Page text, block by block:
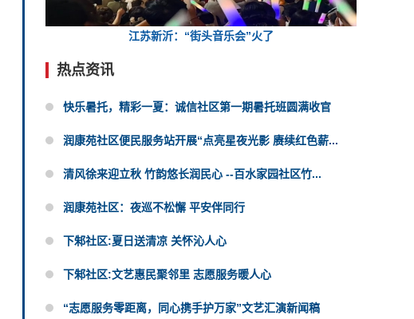
江苏新沂：“街头音乐会”火了
热点资讯
快乐暑托，精彩一夏：诚信社区第一期暑托班圆满收官
润康苑社区便民服务站开展“点亮星夜光影 赓续红色薪...
清风徐来迎立秋 竹韵悠长润民心 --百水家园社区竹...
润康苑社区：夜巡不松懈 平安伴同行
下邾社区:夏日送清凉 关怀沁人心
下邾社区:文艺惠民聚邻里 志愿服务暖人心
“志愿服务零距离，同心携手护万家”文艺汇演新闻稿